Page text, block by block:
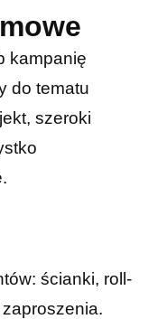
kampanię
do tematu
szeroki
ścianki, roll-